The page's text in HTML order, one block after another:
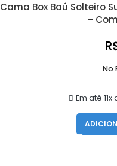
Cama Box Baú Solteiro
–
Em até 11x
No